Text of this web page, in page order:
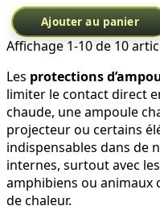
Ajouter au panier
Affichage 1-10 de 10
Les protections
limiter le contact direct
chaude, une ampoule
projecteur ou certains
indispensables dans de
internes, surtout avec
amphibiens ou animaux
de chaleur.